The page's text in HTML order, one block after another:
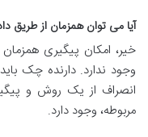
آیا می توان همزمان از طریق
خیر، امکان پیگیری
وجود ندارد. دارنده چک
انصراف از یک روش و
مربوطه، وجود دارد.